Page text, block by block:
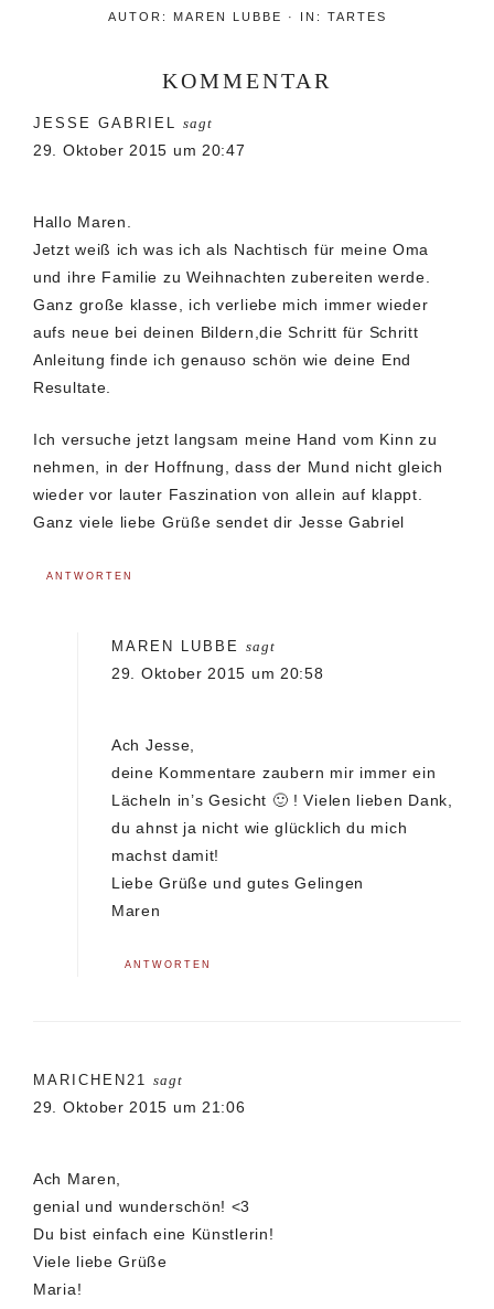
AUTOR: MAREN LUBBE · IN: TARTES
Interaktionen
KOMMENTAR
JESSE GABRIEL sagt
29. Oktober 2015 um 20:47
Hallo Maren.
Jetzt weiß ich was ich als Nachtisch für meine Oma
und ihre Familie zu Weihnachten zubereiten werde.
Ganz große klasse, ich verliebe mich immer wieder
aufs neue bei deinen Bildern,die Schritt für Schritt
Anleitung finde ich genauso schön wie deine End
Resultate.
Ich versuche jetzt langsam meine Hand vom Kinn zu
nehmen, in der Hoffnung, dass der Mund nicht gleich
wieder vor lauter Faszination von allein auf klappt.
Ganz viele liebe Grüße sendet dir Jesse Gabriel
ANTWORTEN
MAREN LUBBE sagt
29. Oktober 2015 um 20:58
Ach Jesse,
deine Kommentare zaubern mir immer ein
Lächeln in’s Gesicht 🙂 ! Vielen lieben Dank,
du ahnst ja nicht wie glücklich du mich
machst damit!
Liebe Grüße und gutes Gelingen
Maren
ANTWORTEN
MARICHEN21 sagt
29. Oktober 2015 um 21:06
Ach Maren,
genial und wunderschön! <3
Du bist einfach eine Künstlerin!
Viele liebe Grüße
Maria!